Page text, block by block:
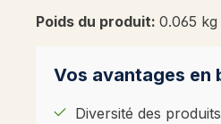
Poids du produit: 0.065 kg
Vos avantages en
Diversité des